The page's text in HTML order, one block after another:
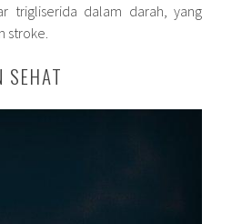
trigliserida dalam darah, yang
stroke.